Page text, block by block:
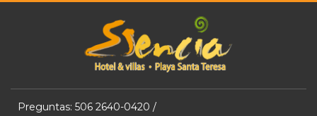
Preguntas: 506 2640-0420 /